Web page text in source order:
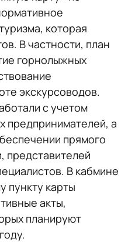
которая
В частности, план
горнолыжных
экскурсоводов.
с учетом
предпринимателей, а
прямого
представителей
В кабмине
пункту карты
акты,
планируют